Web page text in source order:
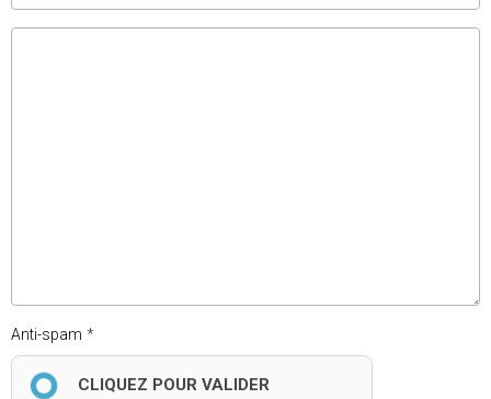
Anti-spam
CLIQUEZ POUR VALIDER